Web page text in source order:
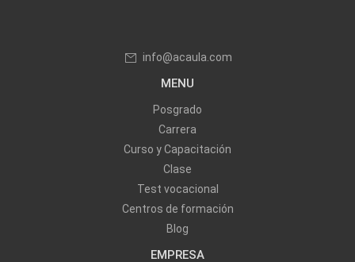
info@acaula.com
MENU
Posgrado
Carrera
Curso y Capacitación
Clase
Test vocacional
Centros de formación
Blog
EMPRESA